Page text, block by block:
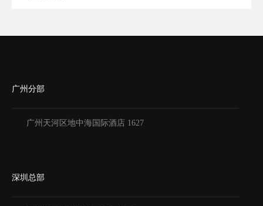
广州分部
广州天河区地中海国际酒店 1627
深圳总部